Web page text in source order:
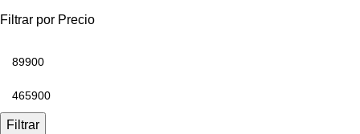
Filtrar por Precio
Filtrar